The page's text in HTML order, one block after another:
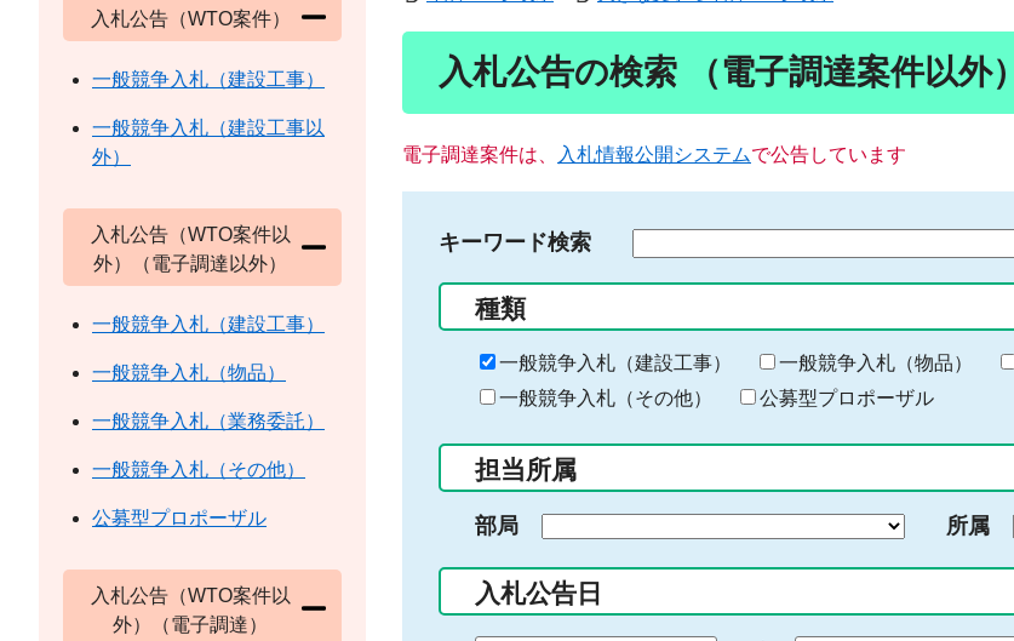
入札公告の検索 （電子調達案件以外）
電子調達案件は、 入札情報公開システムで公告しています
キーワード検索
る
キ
ー
ー
入
力
種類
一般競争入札（建設工事） 一般競争入札（物品）
一般競争入札（その他）
公募型プロポーザル
担当所属
部局 所属
入札公告日
入札公告（WTO案件）
一般競争入札（建設工事）
一般競争入札（建設工事以
外）
入札公告（WTO案件以
外）（電子調達以外）
一般競争入札（建設工事）
一般競争入札（物品）
一般競争入札（業務委託）
一般競争入札（その他）
公募型プロポーザル
入札公告（WTO案件以
外）（電子調達）